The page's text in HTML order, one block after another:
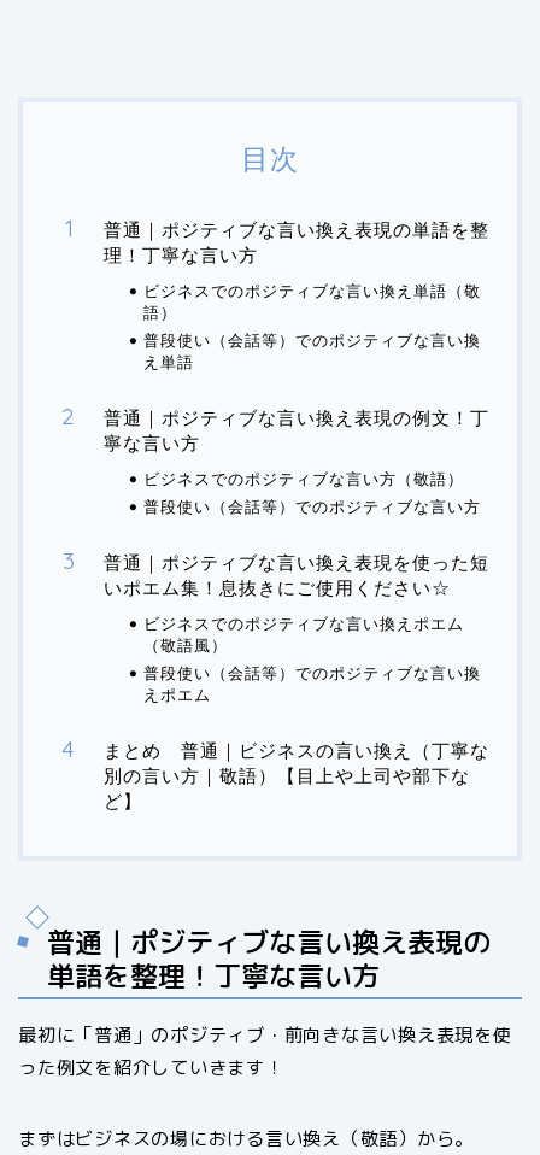
目次
普通｜ポジティブな言い換え表現の単語を整
理！丁寧な言い方
ビジネスでのポジティブな言い換え単語（敬
語）
普段使い（会話等）でのポジティブな言い換
え単語
普通｜ポジティブな言い換え表現の例文！丁
寧な言い方
ビジネスでのポジティブな言い方（敬語）
普段使い（会話等）でのポジティブな言い方
普通｜ポジティブな言い換え表現を使った短
いポエム集！息抜きにご使用ください☆
ビジネスでのポジティブな言い換えポエム
（敬語風）
普段使い（会話等）でのポジティブな言い換
えポエム
まとめ 普通｜ビジネスの言い換え（丁寧な
別の言い方｜敬語）【目上や上司や部下な
ど】
普通｜ポジティブな言い換え表現の
単語を整理！丁寧な言い方
最初に「普通」のポジティブ・前向きな言い換え表現を使
った例文を紹介していきます！
まずはビジネスの場における言い換え（敬語）から。